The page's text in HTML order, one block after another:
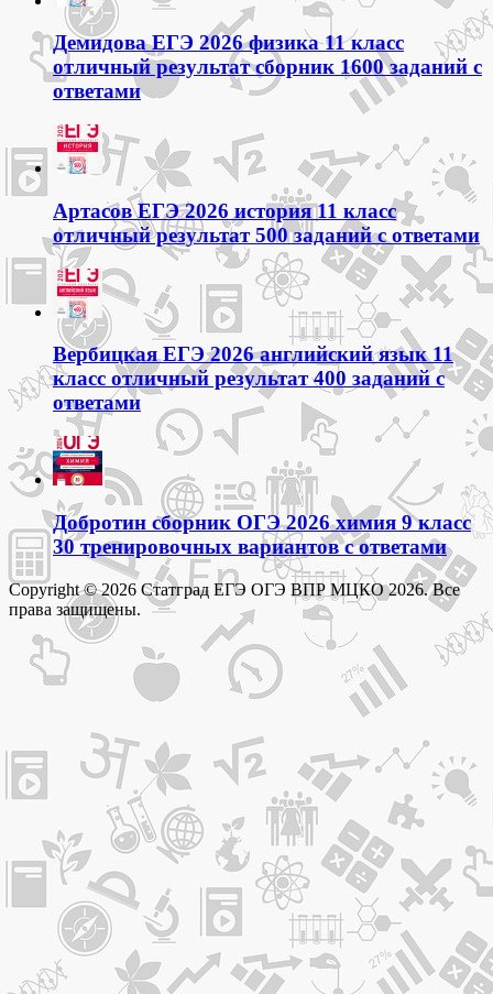
Демидова ЕГЭ 2026 физика 11 класс
отличный результат сборник 1600 заданий с
ответами
Артасов ЕГЭ 2026 история 11 класс
отличный результат 500 заданий с ответами
Вербицкая ЕГЭ 2026 английский язык 11
класс отличный результат 400 заданий с
ответами
Добротин сборник ОГЭ 2026 химия 9 класс
30 тренировочных вариантов с ответами
Copyright © 2026 Статград ЕГЭ ОГЭ ВПР МЦКО 2026. Все
права защищены.